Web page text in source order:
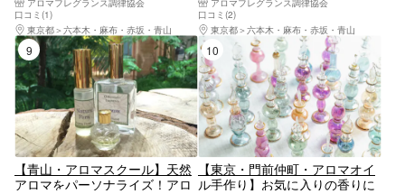
アロマフレグランス調律協会
口コミ(1)
東京都
六本木・麻布・赤坂・青山
アロマフレグランス調律協会
口コミ(2)
東京都
六本木・麻布・赤坂・青山
9位
【青山・アロマスクール】天然
アロマをパーソナライズ！アロ
10位
【東京・門前仲町・アロマオイ
ル手作り】お気に入りの香りに